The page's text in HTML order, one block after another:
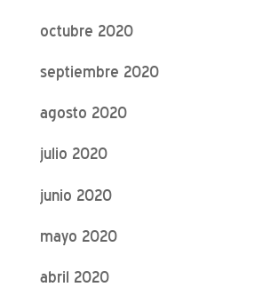
octubre 2020
septiembre 2020
agosto 2020
julio 2020
junio 2020
mayo 2020
abril 2020